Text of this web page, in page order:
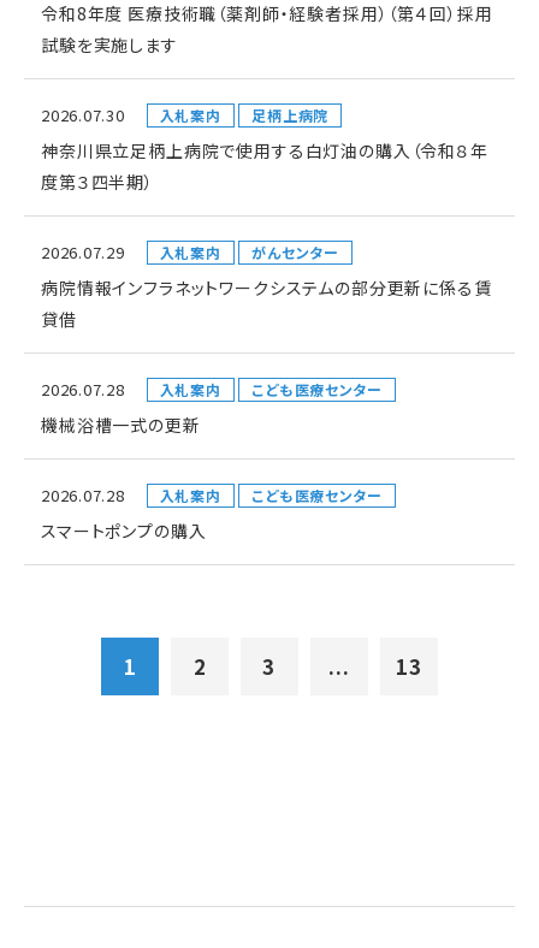
令和8年度 医療技術職（薬剤師・経験者採用）（第４回）採用
試験を実施します
2026.07.30 入札案内 足柄上病院
神奈川県立足柄上病院で使用する白灯油の購入（令和８年
度第３四半期）
2026.07.29 入札案内 がんセンター
病院情報インフラネットワークシステムの部分更新に係る賃
貸借
2026.07.28 入札案内 こども医療センター
機械浴槽一式の更新
2026.07.28 入札案内 こども医療センター
スマートポンプの購入
1 2 3 ... 13